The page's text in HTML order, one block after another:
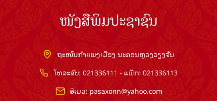
ໜັງສືພິມປະຊາຊົນ
ຖະໜົນກຳແພງເມືອງ ນະຄອນຫຼວງວຽງຈັນ
ໂທລະສັບ: 021336111 - ແຟັກ: 021336113
ອີເມວ: pasaxonn@yahoo.com